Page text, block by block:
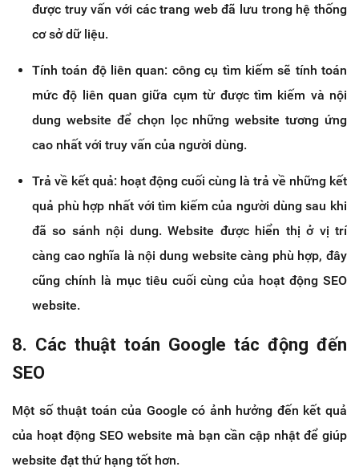
được truy vấn với các trang web đã lưu trong hệ thống
cơ sở dữ liệu.
Tính toán độ liên quan: công cụ tìm kiếm sẽ tính toán
mức độ liên quan giữa cụm từ được tìm kiếm và nội
dung website để chọn lọc những website tương ứng
cao nhất với truy vấn của người dùng.
Trả về kết quả: hoạt động cuối cùng là trả về những kết
quả phù hợp nhất với tìm kiếm của người dùng sau khi
đã so sánh nội dung. Website được hiển thị ở vị trí
càng cao nghĩa là nội dung website càng phù hợp, đây
cũng chính là mục tiêu cuối cùng của hoạt động SEO
website.
8. Các thuật toán Google tác động đến
SEO
Một số thuật toán của Google có ảnh hưởng đến kết quả
của hoạt động SEO website mà bạn cần cập nhật để giúp
website đạt thứ hạng tốt hơn.